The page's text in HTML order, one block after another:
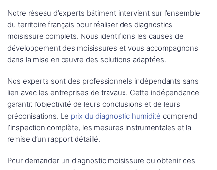
Notre réseau d’experts bâtiment intervient sur l’ensemble
du territoire français pour réaliser des diagnostics
moisissure complets. Nous identifions les causes de
développement des moisissures et vous accompagnons
dans la mise en œuvre des solutions adaptées.
Nos experts sont des professionnels indépendants sans
lien avec les entreprises de travaux. Cette indépendance
garantit l’objectivité de leurs conclusions et de leurs
préconisations. Le prix du diagnostic humidité comprend
l’inspection complète, les mesures instrumentales et la
remise d’un rapport détaillé.
Pour demander un diagnostic moisissure ou obtenir des